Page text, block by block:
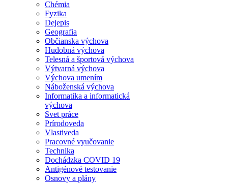
Chémia
Fyzika
Dejepis
Geografia
Občianska výchova
Hudobná výchova
Telesná a športová výchova
Výtvarná výchova
Výchova umením
Náboženská výchova
Informatika a informatická
výchova
Svet práce
Prírodoveda
Vlastiveda
Pracovné vyučovanie
Technika
Dochádzka COVID 19
Antigénové testovanie
Osnovy a plány